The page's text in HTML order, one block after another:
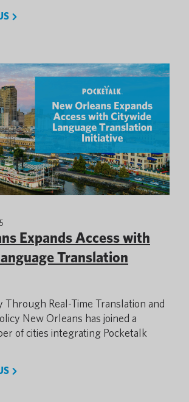
Expands Access with
Translation
Through Real-Time Translation and
New Orleans has joined a
of cities integrating Pocketalk